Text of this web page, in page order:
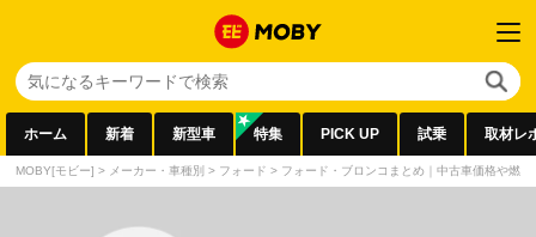
ホーム 新着 新型車 特集 PICK UP 試乗 取材レ
MOBY[モビー] > メーカー・車種別 > フォード > フォード・ブロンコまとめ｜中古車価格や燃